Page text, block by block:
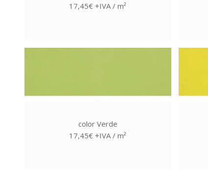
17,45€ +IVA / m²
color Verde
17,45€ +IVA / m²